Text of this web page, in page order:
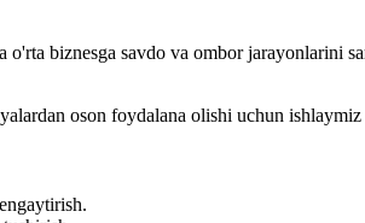
biznesga savdo va ombor jarayonlarini
oson foydalana olishi uchun